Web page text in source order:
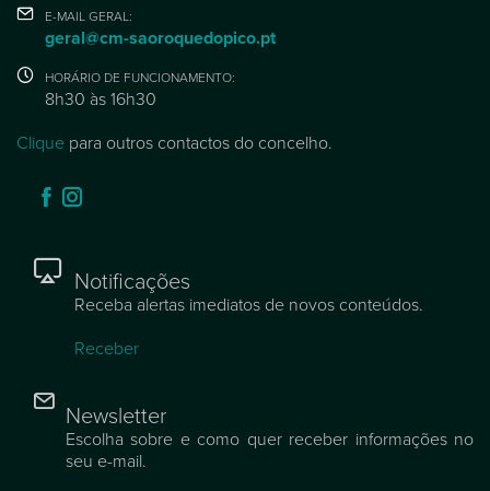
E-MAIL GERAL:
geral@cm-saoroquedopico.pt
HORÁRIO DE FUNCIONAMENTO:
8h30 às 16h30
Clique para outros contactos do concelho.
Notificações
Receba alertas imediatos de novos conteúdos.
Receber
Newsletter
Escolha sobre e como quer receber informações no
seu e-mail.